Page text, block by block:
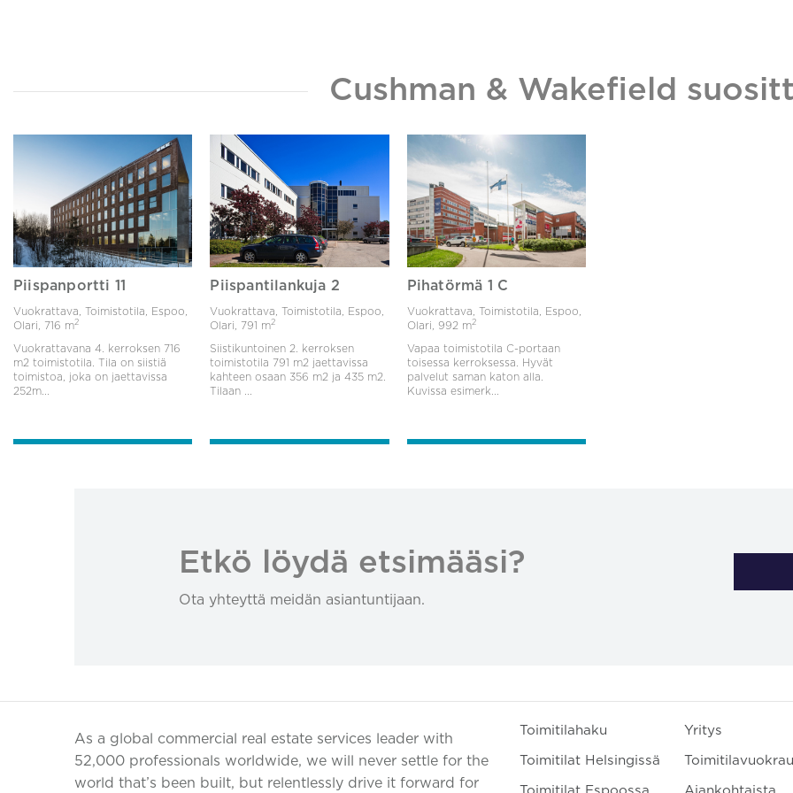
Cushman & Wakefield
Piispanportti 11
Vuokrattava, Toimistotila, Espoo,
Olari, 716 m2
Vuokrattavana 4. kerroksen 716
m2 toimistotila. Tila on siistiä
toimistoa, joka on jaettavissa
252m...
Piispantilankuja 2
Vuokrattava, Toimistotila, Espoo,
Olari, 791 m2
Siistikuntoinen 2. kerroksen
toimistotila 791 m2 jaettavissa
kahteen osaan 356 m2 ja 435 m2.
Tilaan ...
Pihatörmä 1 C
Vuokrattava, Toimistotila, Espoo,
Olari,
992 m2
Vapaa toimistotila C-portaan
toisessa kerroksessa. Hyvät
palvelut saman katon alla.
Kuvissa esimerk...
Etkö löydä etsimääsi?
Ota yhteyttä meidän asiantuntijaan.
As a global commercial real estate services leader with
52,000 professionals worldwide, we will never settle for the
world that’s been built, but relentlessly drive it forward for
Toimitilahaku
Toimitilat Helsingissä
Yritys